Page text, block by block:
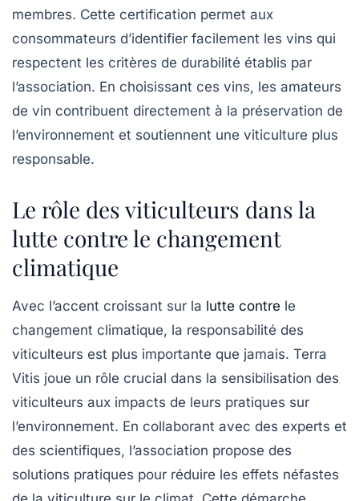
membres. Cette certification permet aux
consommateurs d’identifier facilement les vins qui
respectent les critères de durabilité établis par
l’association. En choisissant ces vins, les amateurs
de vin contribuent directement à la préservation de
l’environnement et soutiennent une viticulture plus
responsable.
Le rôle des viticulteurs dans la
lutte contre le changement
climatique
Avec l’accent croissant sur la lutte contre le
changement climatique, la responsabilité des
viticulteurs est plus importante que jamais. Terra
Vitis joue un rôle crucial dans la sensibilisation des
viticulteurs aux impacts de leurs pratiques sur
l’environnement. En collaborant avec des experts et
des scientifiques, l’association propose des
solutions pratiques pour réduire les effets néfastes